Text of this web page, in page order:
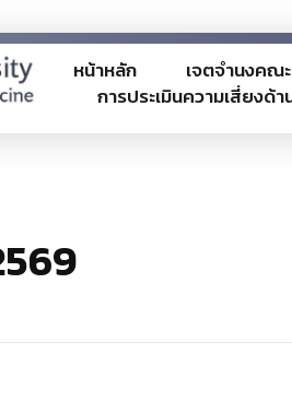
หน้าหลัก เจตจำนงคณ
การประเมินความเสี่ยงด้